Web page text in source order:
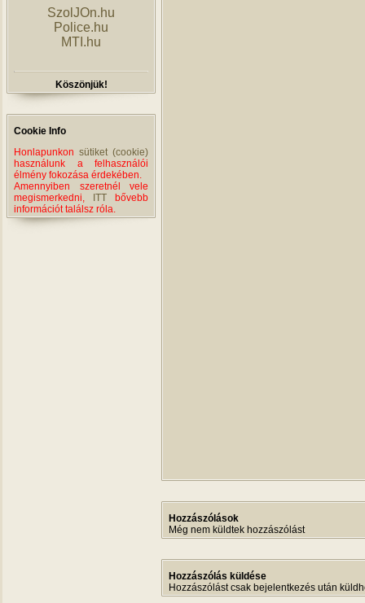
SzolJOn.hu
Police.hu
MTI.hu
Köszönjük!
Cookie Info
Honlapunkon sütiket (cookie)
használunk a felhasználói
élmény fokozása érdekében.
Amennyiben szeretnél vele
megismerkedni,
ITT bővebb
információt találsz róla.
Hozzászólások
Még nem küldtek hozzászólást
Hozzászólás küldése
Hozzászólást csak bejelentkezés után